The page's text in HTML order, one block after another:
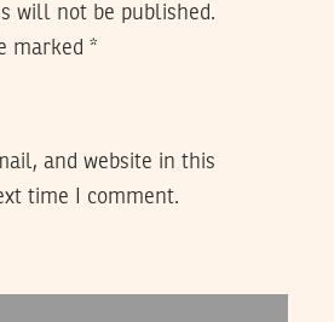
will not be published.
marked *
and website in this
time I comment.